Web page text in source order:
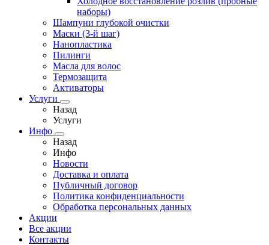
наборы)
Шампуни глубокой очистки
Маски (3-й шаг)
Нанопластика
Пилинги
Масла для волос
Термозащита
Активаторы
Услуги
Назад
Услуги
Инфо
Назад
Инфо
Новости
Доставка и оплата
Публичный договор
Политика конфиденциальности
Обработка персональных данных
Акции
Все акции
Контакты